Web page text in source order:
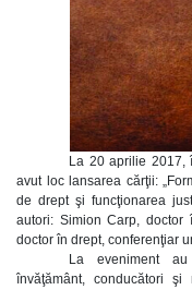
La 20 aprilie 2017,
avut loc lansarea cărţii:
de drept şi funcţionarea
autori: Simion Carp, doctor
doctor în drept, conferenţiar
La eveniment
învăţământ, conducători şi